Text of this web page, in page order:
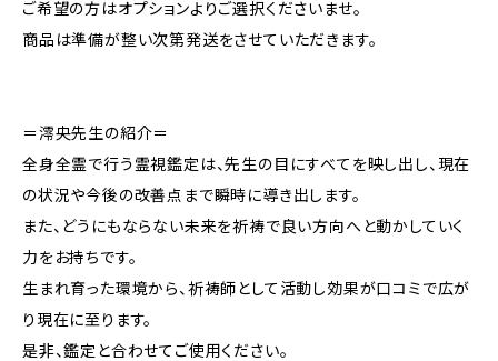
ご希望の方はオプションよりご選択くださいませ。
商品は準備が整い次第発送をさせていただきます。
＝澪央先生の紹介＝
全身全霊で行う霊視鑑定は、先生の目にすべてを映し出し、現在
の状況や今後の改善点まで瞬時に導き出します。
また、どうにもならない未来を祈祷で良い方向へと動かしていく
力をお持ちです。
生まれ育った環境から、祈祷師として活動し効果が口コミで広が
り現在に至ります。
是非、鑑定と合わせてご使用ください。